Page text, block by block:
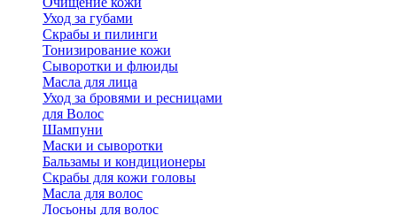
Уход за губами
Скрабы и пилинги
Тонизирование кожи
Сыворотки и флюиды
Масла для лица
Уход за бровями и ресницами
для Волос
Шампуни
Маски и сыворотки
Бальзамы и кондиционеры
Скрабы для кожи головы
Масла для волос
Лосьоны для волос